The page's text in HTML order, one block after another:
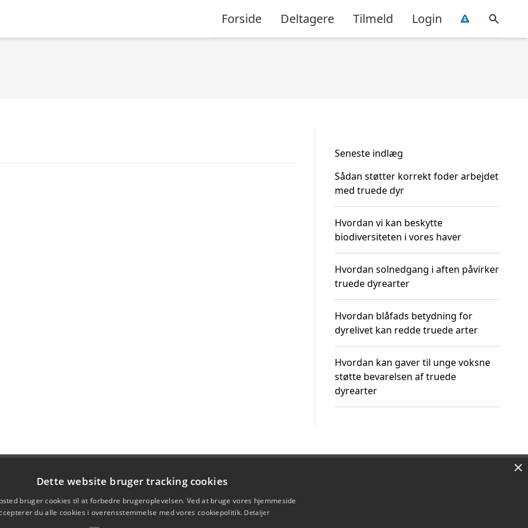
Forside Deltagere Tilmeld Login
Seneste indlæg
Sådan støtter korrekt foder arbejdet
med truede dyr
Hvordan vi kan beskytte
biodiversiteten i vores haver
Hvordan solnedgang i aften påvirker
truede dyrearter
Hvordan blåfads betydning for
dyrelivet kan redde truede arter
Hvordan kan gaver til unge voksne
støtte bevarelsen af truede
dyrearter
×
Dette website bruger tracking cookies
bruger cookies til at forbedre brugeroplevelsen. Ved at bruge vores hjemmeside
du alle cookies i overensstemmelse med vores cookiepolitik. Detaljer